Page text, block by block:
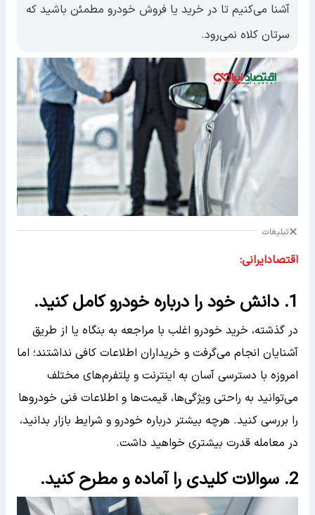
آشنا می‌کنیم تا در خرید یا فروش خودرو مطمئن باشید که
سرتان کلاه نمی‌رود.
تبلیغات
اقتصادایرانی:
1. دانش خود را درباره خودرو کامل کنید.
در گذشته، خرید خودرو اغلب با مراجعه به بنگاه یا از طریق
آشنایان انجام می‌گرفت و خریداران اطلاعات کافی نداشتند؛ اما
امروزه با دسترسی آسان به اینترنت و پلتفرم‌های مختلف
می‌توانید به راحتی ویژگی‌ها، قیمت‌ها و اطلاعات فنی خودروها
را بررسی کنید. هرچه بیشتر درباره خودرو و شرایط بازار بدانید،
در معامله قدرت بیشتری خواهید داشت.
2. سوالات کلیدی را آماده و مطرح کنید.